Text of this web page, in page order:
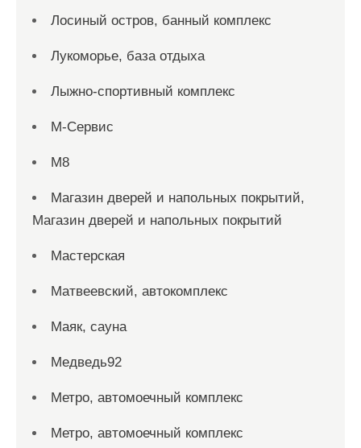
Лосиный остров, банный комплекс
Лукоморье, база отдыха
Лыжно-спортивный комплекс
М-Сервис
М8
Магазин дверей и напольных покрытий,
Магазин дверей и напольных покрытий
Мастерская
Матвеевский, автокомплекс
Маяк, сауна
Медведь92
Метро, автомоечный комплекс
Метро, автомоечный комплекс